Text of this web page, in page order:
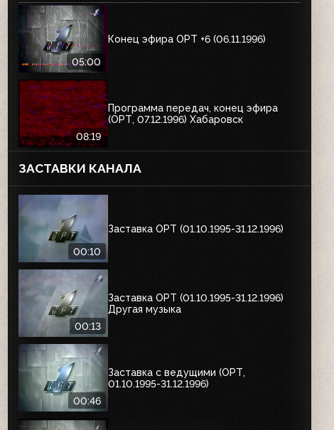
05:00
Конец эфира ОРТ +6 (06.11.1996)
08:19
Программа передач, конец эфира
(ОРТ, 07.12.1996) Хабаровск
ЗАСТАВКИ КАНАЛА
00:10
Заставка ОРТ (01.10.1995-31.12.1996)
00:13
Заставка ОРТ (01.10.1995-31.12.1996)
Другая музыка
00:46
Заставка с ведущими (ОРТ,
01.10.1995-31.12.1996)